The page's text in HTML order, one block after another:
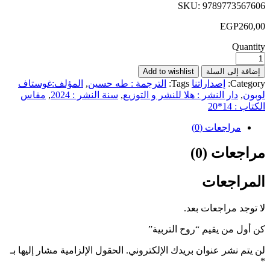
SKU:
EGP
السلة Add to wishlist
إصداراتنا Tags: الترجمة : طه حسين, المؤلف:غوستاف
دار النشر : هلا للنشر و التوزيع, سنة النشر : 2024 , مقاس
(0)
(0)
مراجعات بعد.
يقيم “روح التربية”
عنوان بريدك الإلكتروني. الحقول الإلزامية مشار إليها بـ